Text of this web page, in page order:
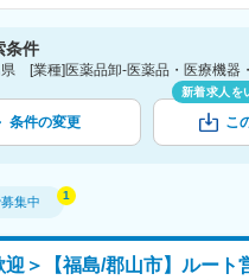
条件
条件の変更
新着求人を
こ
集中
迎＞【福島/郡山市】ルート